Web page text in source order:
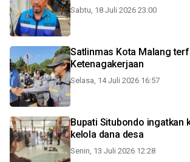
Sabtu, 18 Juli 2026 23:00
Satlinmas Kota Malang
Ketenagakerjaan
Selasa, 14 Juli 2026 16:57
Bupati Situbondo ingatkan
kelola dana desa
Senin, 13 Juli 2026 12:28